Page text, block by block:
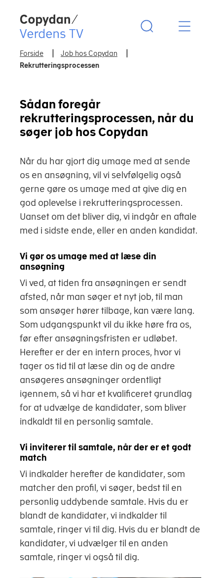
Copydan Logo
Forside
Job hos Copydan
Rekrutteringsprocessen
Sådan foregår
rekrutteringsprocessen, når du
søger job hos Copydan
Når du har gjort dig umage med at sende
os en ansøgning, vil vi selvfølgelig også
gerne gøre os umage med at give dig en
god oplevelse i rekrutteringsprocessen.
Uanset om det bliver dig, vi indgår en aftale
med i sidste ende, eller en anden kandidat.
Vi gør os umage med at læse din
ansøgning
Vi ved, at tiden fra ansøgningen er sendt
afsted, når man søger et nyt job, til man
som ansøger hører tilbage, kan være lang.
Som udgangspunkt vil du ikke høre fra os,
før efter ansøgningsfristen er udløbet.
Herefter er der en intern proces, hvor vi
tager os tid til at læse din og de andre
ansøgeres ansøgninger ordentligt
igennem, så vi har et kvalificeret grundlag
for at udvælge de kandidater, som bliver
indkaldt til en personlig samtale.
Vi inviterer til samtale, når der er et godt
match
Vi indkalder herefter de kandidater, som
matcher den profil, vi søger, bedst til en
personlig uddybende samtale. Hvis du er
blandt de kandidater, vi indkalder til
samtale, ringer vi til dig. Hvis du er blandt de
kandidater, vi udvælger til en anden
samtale, ringer vi også til dig.